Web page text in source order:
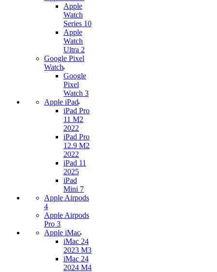
Apple
Watch
Series 10
Apple
Watch
Ultra 2
Google Pixel
Watch
Google
Pixel
Watch 3
Apple iPad
iPad Pro
11 M2
2022
iPad Pro
12.9 M2
2022
iPad 11
2025
iPad
Mini 7
Apple Airpods
4
Apple Airpods
Pro 3
Apple iMac
iMac 24
2023 M3
iMac 24
2024 M4